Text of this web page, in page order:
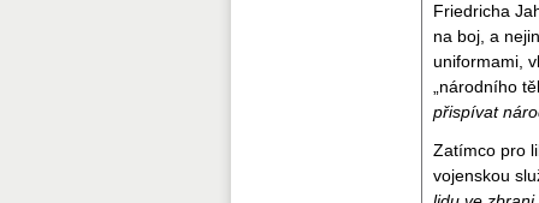
Friedricha
na boj, a
uniformami,
„národního
přispívat
Zatímco pro
vojenskou